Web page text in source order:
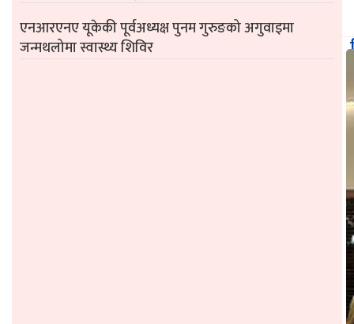
एनआरएनए यूकेकी पूर्वअध्यक्ष पुनम गुरुङको अगुवाइमा
जन्मथलोमा स्वास्थ्य शिविर